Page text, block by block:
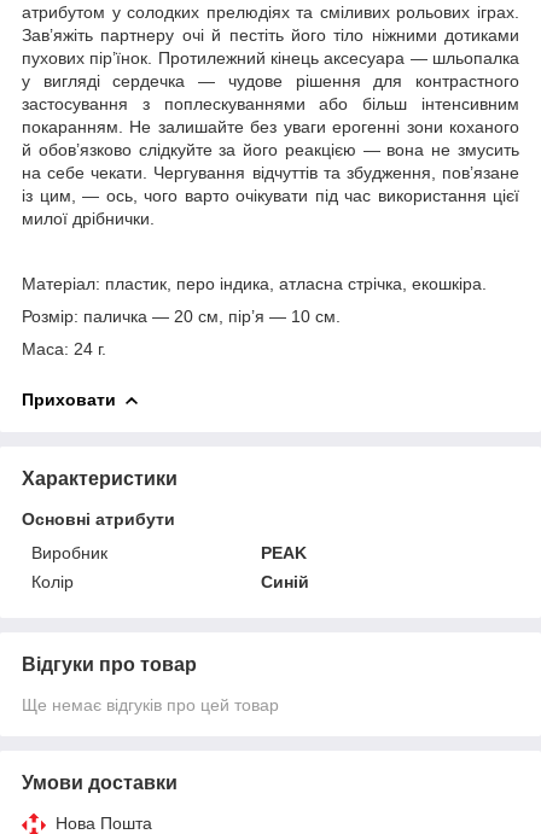
атрибутом у солодких прелюдіях та сміливих рольових іграх.
Зав’яжіть партнеру очі й пестіть його тіло ніжними дотиками
пухових пір’їнок. Протилежний кінець аксесуара — шльопалка
у вигляді сердечка — чудове рішення для контрастного
застосування з поплескуваннями або більш інтенсивним
покаранням. Не залишайте без уваги ерогенні зони коханого
й обов’язково слідкуйте за його реакцією — вона не змусить
на себе чекати. Чергування відчуттів та збудження, пов’язане
із цим, — ось, чого варто очікувати під час використання цієї
милої дрібнички.
Матеріал: пластик, перо індика, атласна стрічка, екошкіра.
Розмір: паличка — 20 см, пір’я — 10 см.
Маса: 24 г.
Приховати
Характеристики
Основні атрибути
Виробник
PEAK
Колір
Синій
Відгуки про товар
Ще немає відгуків про цей товар
Умови доставки
Нова Пошта